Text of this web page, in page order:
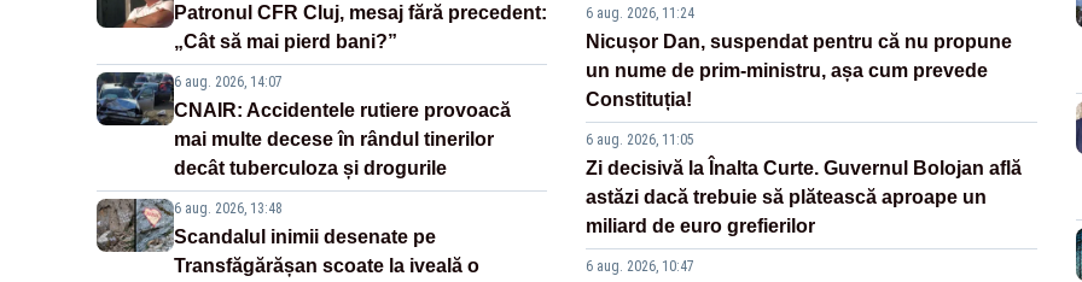
Patronul CFR Cluj, mesaj fără precedent:
„Cât să mai pierd bani?”
6 aug. 2026, 14:07
CNAIR: Accidentele rutiere provoacă
mai multe decese în rândul tinerilor
decât tuberculoza și drogurile
6 aug. 2026, 13:48
Scandalul inimii desenate pe
Transfăgărășan scoate la iveală o
6 aug. 2026, 11:24
Nicușor Dan, suspendat pentru că nu propune
un nume de prim-ministru, așa cum prevede
Constituția!
6 aug. 2026, 11:05
Zi decisivă la Înalta Curte. Guvernul Bolojan află
astăzi dacă trebuie să plătească aproape un
miliard de euro grefierilor
6 aug. 2026, 10:47